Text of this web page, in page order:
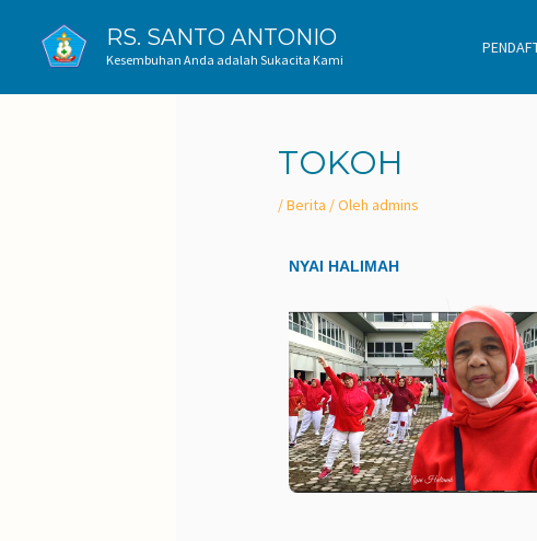
RS. SANTO ANTONIO
Kesembuhan Anda adalah Sukacita Kami
TOKOH
/Berita / Olehadmins
NYAI HALIMAH